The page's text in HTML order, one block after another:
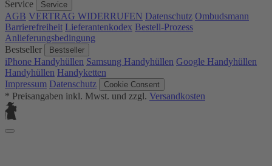
Service
Service
AGB VERTRAG WIDERRUFEN Datenschutz Ombudsmann
Barrierefreiheit Lieferantenkodex Bestell-Prozess
Anlieferungsbedingung
Bestseller
Bestseller
iPhone Handyhüllen Samsung Handyhüllen Google Handyhüllen
Handyhüllen Handyketten
Impressum Datenschutz Cookie Consent
* Preisangaben inkl. Mwst. und zzgl. Versandkosten